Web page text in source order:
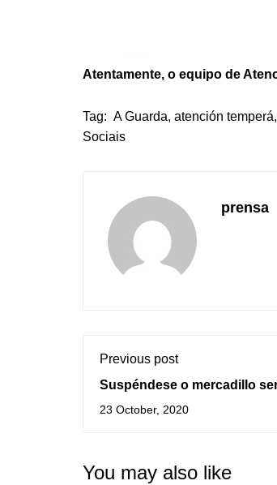
Atentamente, o equipo de
Tag: A Guarda, atención temperá,
Sociais
prensa
Previous post
Suspéndese o mercadillo
na Guarda
23 October, 2020
You may also like